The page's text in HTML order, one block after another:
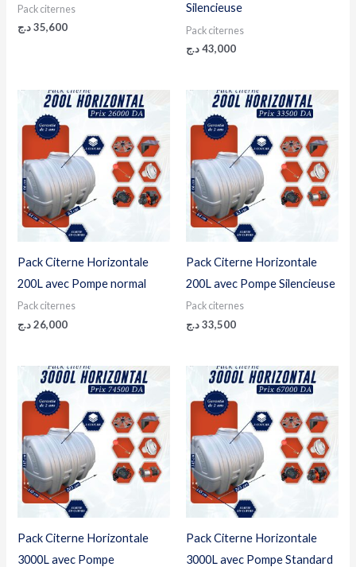
Pack citernes
35,600 د.ج
Silencieuse
Pack citernes
43,000د.ج
Pack Citerne Horizontale
200L avec Pompe normal
Pack citernes
26,000 د.ج
Pack Citerne Horizontale
200L avec Pompe Silencieuse
Pack citernes
33,500د.ج
Pack Citerne Horizontale
3000L avec Pompe
Pack Citerne Horizontale
3000L avec Pompe Standard